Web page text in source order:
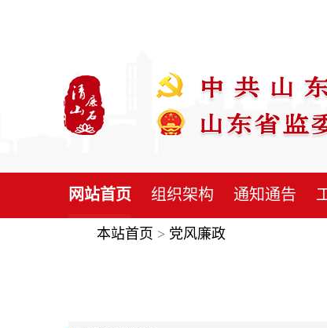
网站首页 组织架构 通知通告
本站首页 > 党风廉政